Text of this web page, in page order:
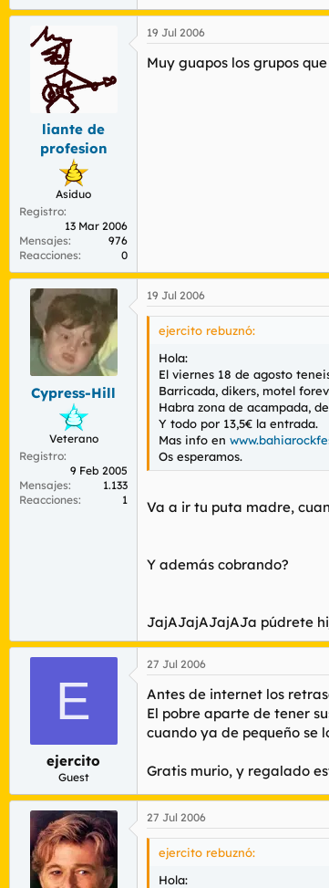
liante de
profesion
Asiduo
Registro
13 Mar 2006
Mensajes
976
Reacciones
0
19 Jul 2006
Muy guapos los grupos
Cypress-Hill
Veterano
Registro
9 Feb 2005
Mensajes
1.133
Reacciones
1
19 Jul 2006
ejercito rebuznó:
Hola:
El viernes 18 de agosto
Barricada, dikers, motel
Habra zona de acampada,
Y todo por 13,5€ la entrada.
Mas info en
Os esperamos.
Va a ir tu puta madre,
Y además cobrando?
JajAJajAJajAJa púdrete
E
ejercito
Guest
27 Jul 2006
Antes de internet los
El pobre aparte de tener
cuando ya de pequeño se
Gratis murio, y regalado
27 Jul 2006
ejercito rebuznó:
Hola: